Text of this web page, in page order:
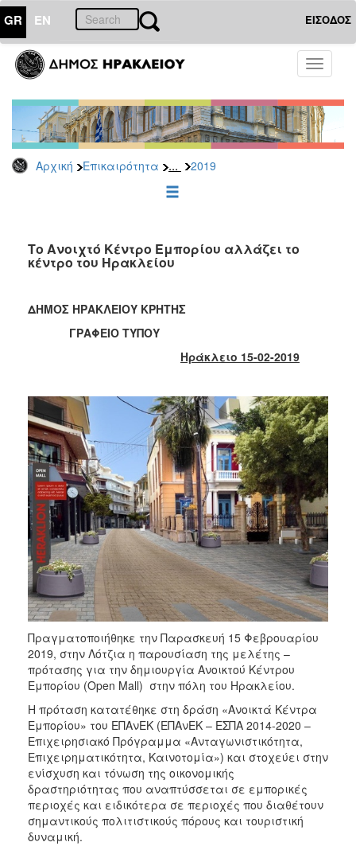
GR EN ΕΙΣΟΔΟΣ
Toggle
Αρχική Επικαιρότητα ... 2019
ΕΠΙΚΑΙΡΟΤΗΤΑ
Τύπου
Αρχείο
2026
2025
2022
2021
2019
2018
2015
2013
2012
2011
2010
2006
ΔΗΜΟΤΗΣ
ΕΠΙΣΚΕΠΤΗΣ
ΗΡΑΚΛΕΙΟ
Το Ανοιχτό Κέντρο Εμπορίου αλλάζει το
κέντρο του Ηρακλείου
ΔΗΜΟΣ ΗΡΑΚΛΕΙΟΥ ΚΡΗΤΗΣ
ΓΡΑΦΕΙΟ ΤΥΠΟΥ
Ηράκλειο 15-02-2019
Πραγματοποιήθηκε την Παρασκευή 15 Φεβρουαρίου
2019, στην Λότζια η παρουσίαση της μελέτης –
πρότασης για την δημιουργία Ανοικτού Κέντρου
Εμπορίου (Open Mall) στην πόλη του Ηρακλείου.
Η πρόταση κατατέθηκε στη δράση «Ανοικτά Κέντρα
Εμπορίου» του ΕΠΑνΕΚ (ΕΠΑνΕΚ – ΕΣΠΑ 2014-2020 –
Επιχειρησιακό Πρόγραμμα «Ανταγωνιστικότητα,
Επιχειρηματικότητα, Καινοτομία») και στοχεύει στην
ενίσχυση και τόνωση της οικονομικής
δραστηριότητας που αναπτύσσεται σε εμπορικές
περιοχές και ειδικότερα σε περιοχές που διαθέτουν
σημαντικούς πολιτιστικούς πόρους και τουριστική
δυναμική.